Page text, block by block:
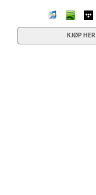
iTunes spotify
KJØP HER